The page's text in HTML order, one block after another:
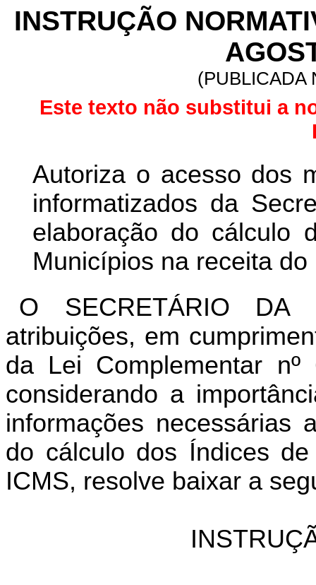
INSTRUÇÃO
(PUBLICADA
Este texto não substitui a
Autoriza o acesso dos
informatizados da
elaboração do cálculo
Municípios na receita do
O SECRETÁRIO
atribuições, em
da Lei Complementar
considerando a
informações necessárias
do cálculo dos Índices
ICMS, resolve baixar a